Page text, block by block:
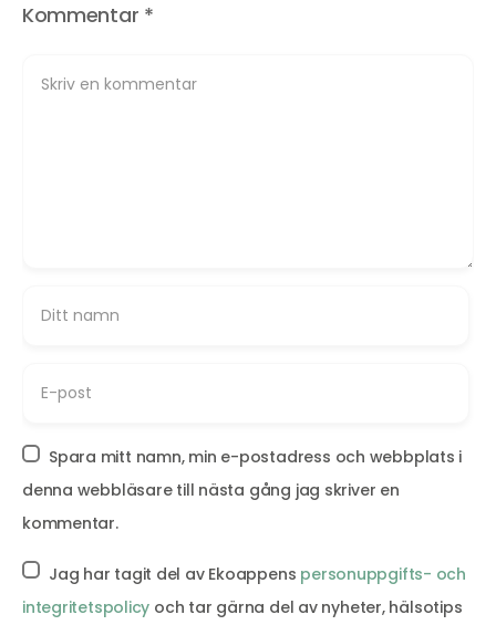
Kommentar *
Spara mitt namn, min e-postadress och webbplats i
denna webbläsare till nästa gång jag skriver en
kommentar.
Jag har tagit del av Ekoappens personuppgifts- och
integritetspolicy och tar gärna del av nyheter, hälsotips